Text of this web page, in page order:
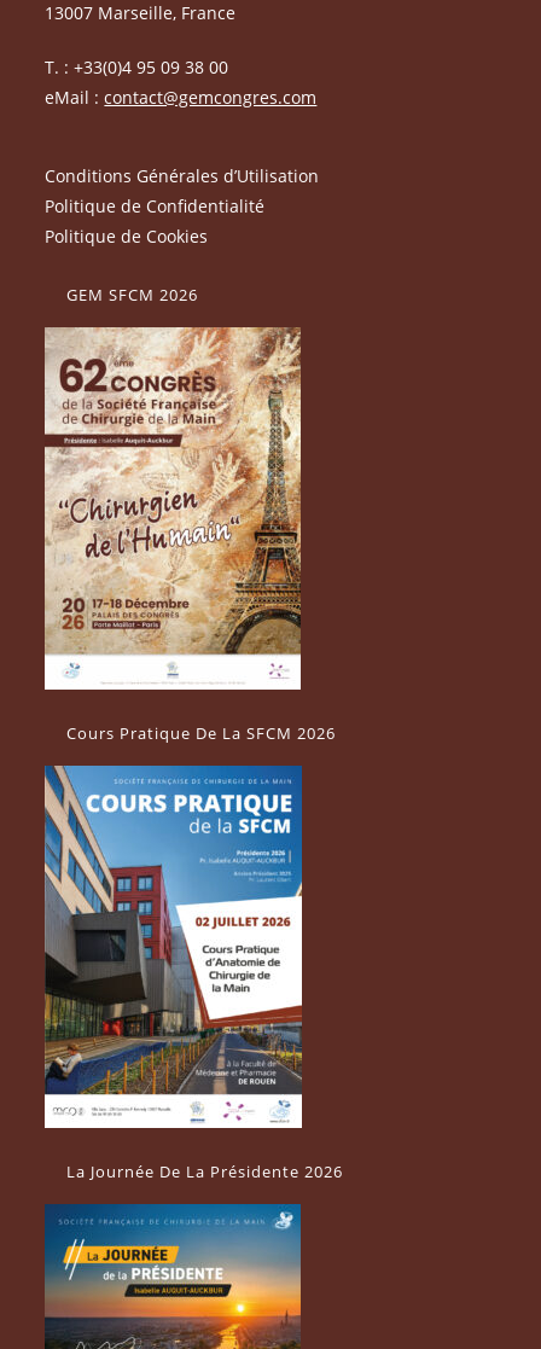
13007 Marseille, France
T. : +33(0)4 95 09 38 00
eMail :contact@gemcongres.com
Conditions Générales d’Utilisation
Politique de Confidentialité
Politique de Cookies
GEM SFCM 2026
Cours Pratique De La SFCM 2026
La Journée De La Présidente 2026